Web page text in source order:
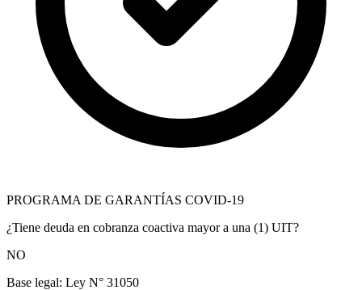
PROGRAMA DE GARANTÍAS COVID-19
¿Tiene deuda en cobranza coactiva mayor a una (1) UIT?
NO
Base legal: Ley N° 31050